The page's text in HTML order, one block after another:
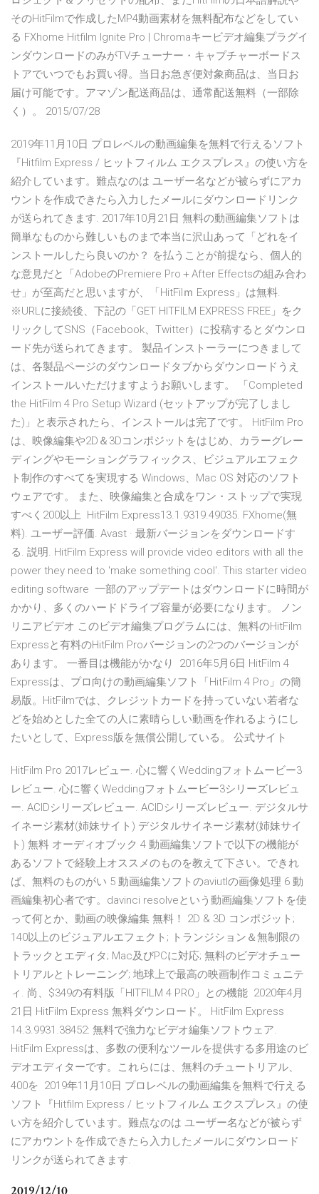
そのHitFilmで作成したMP4動画素材を無料配布などをしてい
る FXhome Hitfilm Ignite Pro | Chromaキービデオ編集プラグイ
ンダウンロードのみがTVチューナー・キャプチャーボードス
トアでいつでもお買い得。当日お急ぎ便対象商品は、当日お
届け可能です。アマゾン配送商品は、通常配送無料（一部除
く）。 2015/07/28
2019年11月10日 プロレベルの動画編集を無料で行えるソフト
『Hitfilm Express / ヒットフィルム エクスプレス』の使い方を
紹介しています。難点なのは ユーザー名などが被らずにアカ
ウントを作成できたら入力したメールにダウンロードリンク
が送られてきます. 2017年10月21日 無料の動画編集ソフトは
簡単なものから難しいものまで本当に沢山あって「どれをイ
ンストールしたら良いのか？ を払うことが前提なら、個人的
な意見だと「AdobeのPremiere Pro＋After Effectsの組み合わ
せ」が至高だと思いますが、「HitFilｍ Express」は無料.
※URLに接続後、下記の「GET HITFILM EXPRESS FREE」をク
リックしてSNS（Facebook、Twitter）に投稿するとダウンロ
ード先が送られてきます。 製品インストーラーにつきまして
は、各製品ページのダウンロードタブからダウンロードうえ
インストールいただけますようお願いします。 「Completed
the HitFilm 4 Pro Setup Wizard (セットアップが完了しまし
た)」と表示されたら、インストールは完了です。 HitFilm Pro
は、映像編集や2D＆3Dコンポジットをはじめ、カラーグレー
ディングやモーショングラフィックス、ビジュアルエフェク
ト制作のすべてを実現する Windows、Mac OS 対応のソフト
ウェアです。 また、映像編集と合成をワン・ストップで実現
すべく200以上 HitFilm Express13.1.9319.49035. FXhome(無
料). ユーザー評価. Avast · 最新バージョンをダウンロードす
る. 説明. HitFilm Express will provide video editors with all the
power they need to 'make something cool'. This starter video
editing software 一部のアップデートはダウンロードに時間が
かかり、多くのハードドライブ容量が必要になります。 ノン
リニアビデオ このビデオ編集プログラムには、無料のHitFilm
Expressと有料のHitFilm Proバージョンの2つのバージョンが
あります。 一番目は機能がかなり 2016年5月6日 HitFilm 4
Expressは、プロ向けの動画編集ソフト「HitFilm 4 Pro」の簡
易版。HitFilmでは、クレジットカードを持っていない若者な
どを始めとした全ての人に素晴らしい動画を作れるようにし
たいとして、Express版を無償公開している。 公式サイト
HitFilm Pro 2017レビュー. 心に響くWeddingフォトムービー3
レビュー. 心に響くWeddingフォトムービー3シリーズレビュ
ー. ACIDシリーズレビュー. ACIDシリーズレビュー. デジタルサ
イネージ素材(姉妹サイト) デジタルサイネージ素材(姉妹サイ
ト) 無料 オーディオブック 4 動画編集ソフトで以下の機能が
あるソフトで経験上オススメのものを教えて下さい。できれ
ば、無料のものがい 5 動画編集ソフトのaviutlの画像処理 6 動
画編集初心者です。davinci resolveという動画編集ソフトを使
って何とか、動画の映像編集 無料！ 2D & 3D コンポジット;
140以上のビジュアルエフェクト; トランジション＆無制限の
トラックとエディタ; Mac及びPCに対応; 無料のビデオチュー
トリアルとトレーニング; 地球上で最高の映画制作コミュニテ
ィ. 尚、$349の有料版「HITFILM 4 PRO」との機能 2020年4月
21日 HitFilm Express 無料ダウンロード。 HitFilm Express
14.3.9931.38452: 無料で強力なビデオ編集ソフトウェア.
HitFilm Expressは、多数の便利なツールを提供する多用途のビ
デオエディターです。これらには、無料のチュートリアル、
400を 2019年11月10日 プロレベルの動画編集を無料で行える
ソフト『Hitfilm Express / ヒットフィルム エクスプレス』の使
い方を紹介しています。難点なのは ユーザー名などが被らず
にアカウントを作成できたら入力したメールにダウンロード
リンクが送られてきます.